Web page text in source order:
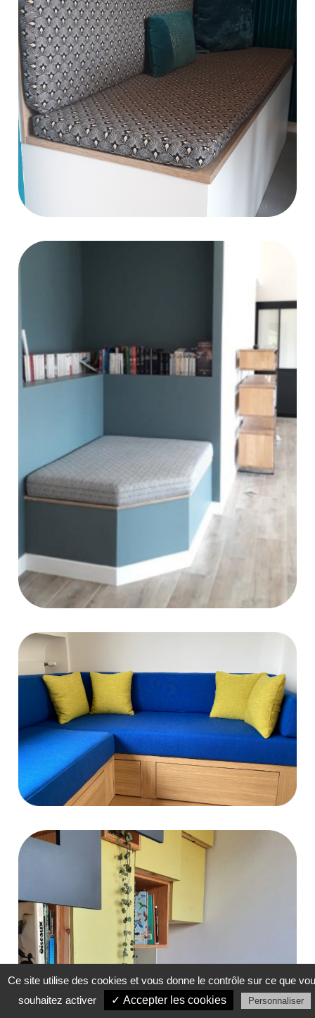
Ce site utilise des cookies et vous donne le contrôle sur ce que
souhaitez activer
✓ Accepter les cookies Personnaliser